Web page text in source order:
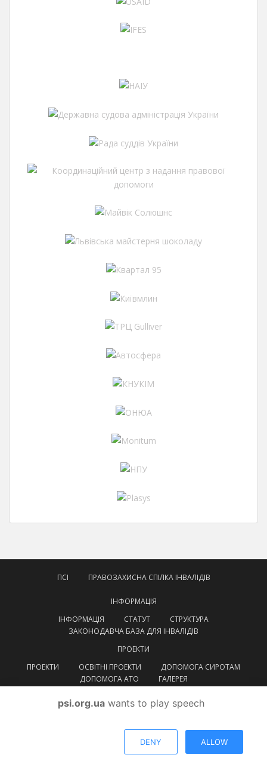
ПСІ ПРАВОЗАХИСНА СПІЛКА ІНВАЛІДІВ
ІНФОРМАЦІЯ
ІНФОРМАЦІЯ
СТАТУТ
СТРУКТУРА
ЗАКОНОДАВЧА БАЗА ДЛЯ ІНВАЛІДІВ
ПРОЕКТИ
ПРОЕКТИ
ОСВІТНІ ПРОЕКТИ
ДОПОМОГА СИРОТАМ
ДОПОМОГА АТО
ГАЛЕРЕЯ
Правозахисна спілка інвалідівТема від Colorlib. Працює на
WordPress
psi.org.ua wants to play speech
DENY ALLOW